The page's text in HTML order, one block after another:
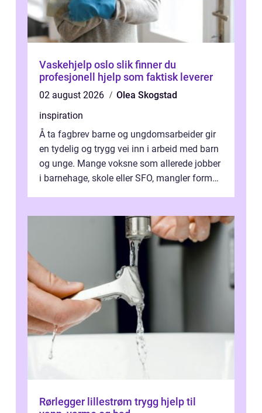
Vaskehjelp oslo slik finner du
profesjonell hjelp som faktisk leverer
02 august 2026
Olea Skogstad
inspiration
Å ta fagbrev barne og ungdomsarbeider gir
en tydelig og trygg vei inn i arbeid med barn
og unge. Mange voksne som allerede jobber
i barnehage, skole eller SFO, mangler formell
Rørlegger lillestrøm trygg hjelp til